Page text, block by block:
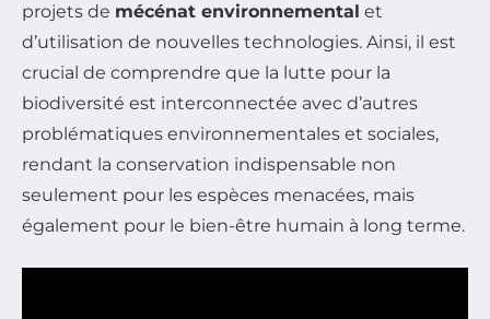
projets de mécénat environnemental et
d’utilisation de nouvelles technologies. Ainsi, il est
crucial de comprendre que la lutte pour la
biodiversité est interconnectée avec d’autres
problématiques environnementales et sociales,
rendant la conservation indispensable non
seulement pour les espèces menacées, mais
également pour le bien-être humain à long terme.